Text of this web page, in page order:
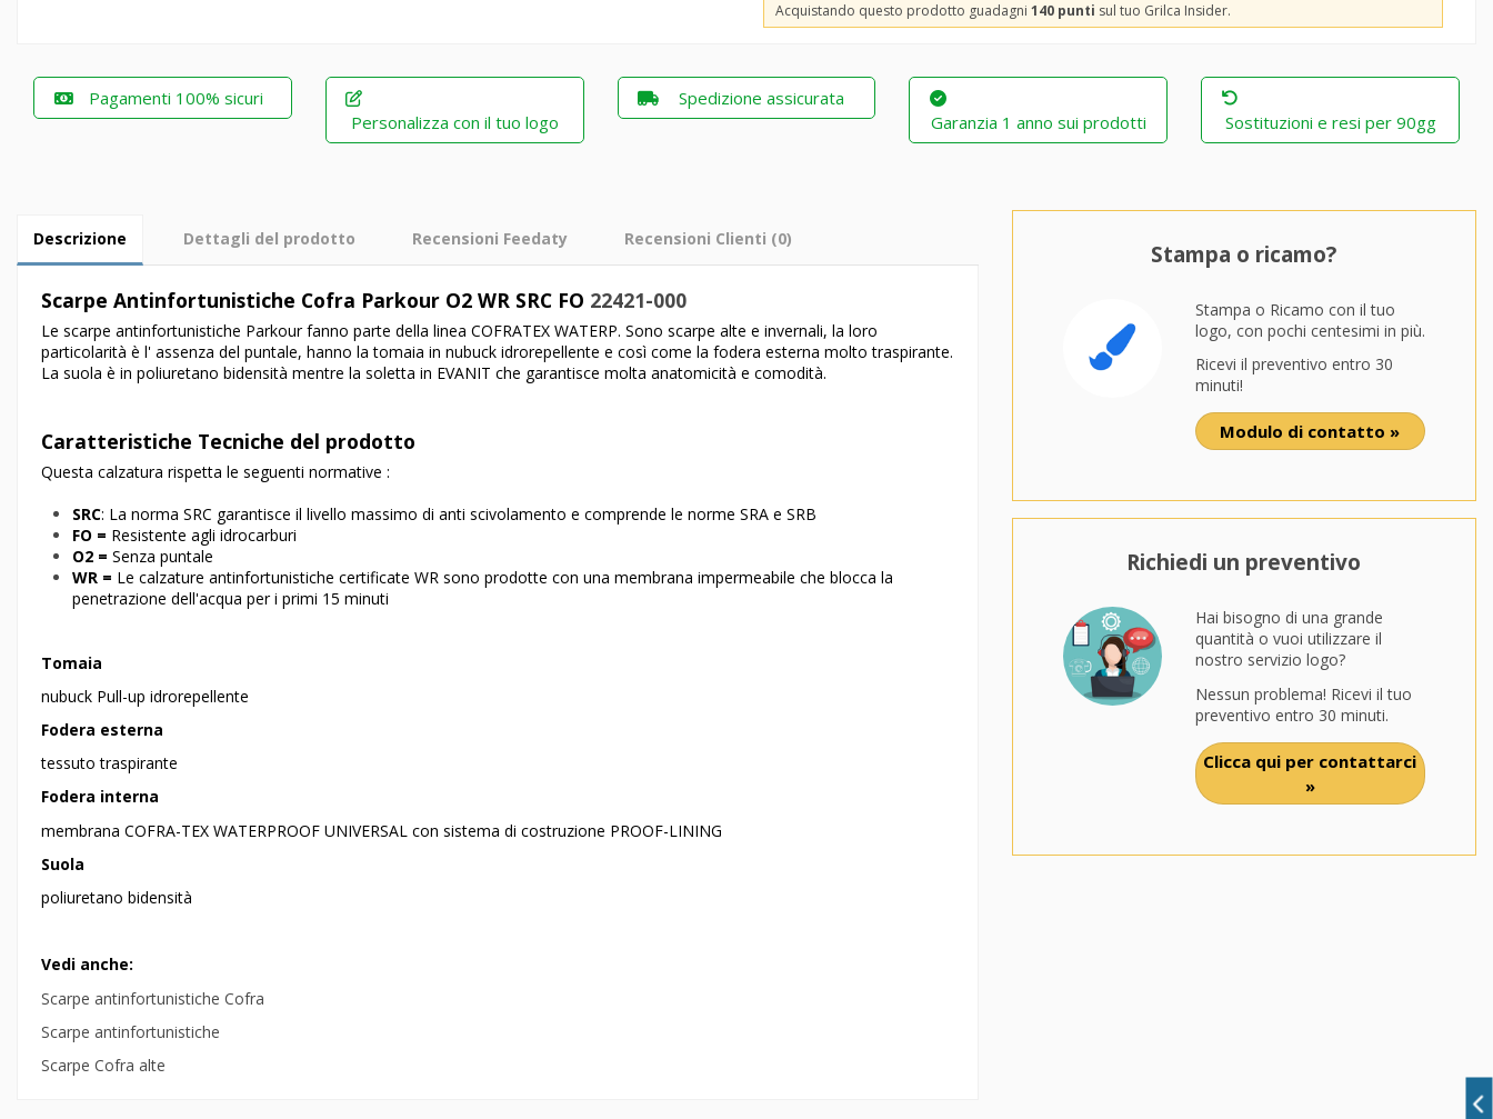
Acquistando questo prodotto guadagni 140 punti sul tuo Grilca Insider.
Pagamenti 100% sicuri
Personalizza con il tuo logo
Spedizione assicurata
Garanzia 1 anno sui prodotti
Sostituzioni e resi per 90gg
Descrizione Dettagli del prodotto Recensioni Feedaty Recensioni Clienti (0)
Scarpe Antinfortunistiche Cofra Parkour O2 WR SRC FO 22421-000
Le scarpe antinfortunistiche Parkour fanno parte della linea COFRATEX WATERP. Sono scarpe alte e invernali, la loro
particolarità è l' assenza del puntale, hanno la tomaia in nubuck idrorepellente e così come la fodera esterna molto traspirante.
La suola è in poliuretano bidensità mentre la soletta in EVANIT che garantisce molta anatomicità e comodità.
Caratteristiche Tecniche del prodotto
Questa calzatura rispetta le seguenti normative :
SRC: La norma SRC garantisce il livello massimo di anti scivolamento e comprende le norme SRA e SRB
FO = Resistente agli idrocarburi
O2 = Senza puntale
WR = Le calzature antinfortunistiche certificate WR sono prodotte con una membrana impermeabile che blocca la
penetrazione dell'acqua per i primi 15 minuti
Tomaia
nubuck Pull-up idrorepellente
Fodera esterna
tessuto traspirante
Fodera interna
membrana COFRA-TEX WATERPROOF UNIVERSAL con sistema di costruzione PROOF-LINING
Suola
poliuretano bidensità
Vedi anche:
Scarpe antinfortunistiche Cofra
Scarpe antinfortunistiche
Scarpe Cofra alte
Stampa o ricamo?
Stampa o Ricamo con il tuo
logo, con pochi centesimi in più.
Ricevi il preventivo entro 30
minuti!
Modulo di contatto »
Richiedi un preventivo
Hai bisogno di una grande
quantità o vuoi utilizzare il
nostro servizio logo?
Nessun problema! Ricevi il tuo
preventivo entro 30 minuti.
Clicca qui per contattarci
»